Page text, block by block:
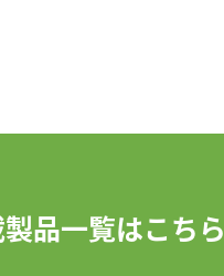
品一覧はこちら